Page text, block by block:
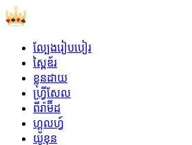
ល្បែងរៀបបៀរ
ស្ពៃឌ័រ
ខ្លុនដាយ
ហ្វ្រីសែល
ពីរ៉ាម៊ីដ
ហ្គូលហ្វ៍
យូខុន